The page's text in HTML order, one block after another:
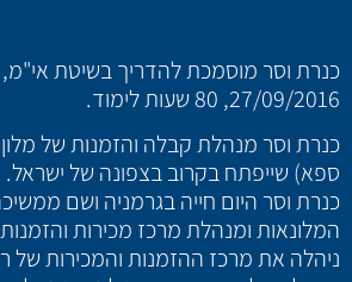
כנרת וסר מוסמכת להדריך בשיטת
27/09/2016, 80 שעות לימוד.
כנרת וסר מנהלת קבלה והזמנות של
ספא) שייפתח בקרוב בצפונה של ישראל.
כנרת וסר היום חייה בגרמניה ושם
המלונאות ומנהלת מרכז מכירות והזמנות
ניהלה את מרכז ההזמנות והמכירות של